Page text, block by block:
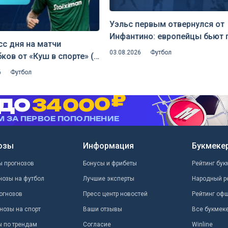
дня на матчи
от «Куш в спорте» (5
2026)
Футбол
Уэльс первым отвернулся от
Инфантино: европейцы бьют
планам главы ФИФА на
03.08.2026 Футбол
прогнозов
на футбол
на спорт
по трендам
Информация
Бонусы и фрибеты
Лучшие эксперты
Пресс центр новостей
Ваши отзывы
Согласие
Рейтинг
Народный
Рейтинг
Все
Winline